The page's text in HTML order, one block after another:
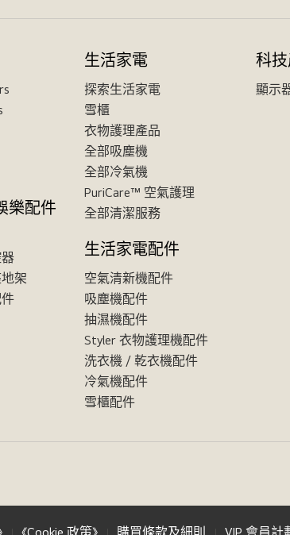
樂配件
架
生活家電
探索生活家電
雪櫃
衣物護理產品
全部吸塵機
全部冷氣機
PuriCare™ 空氣護理
全部清潔服務
生活家電配件
空氣清新機配件
吸塵機配件
抽濕機配件
Styler 衣物護理機配件
洗衣機 / 乾衣機配件
冷氣機配件
雪櫃配件
科
顯示